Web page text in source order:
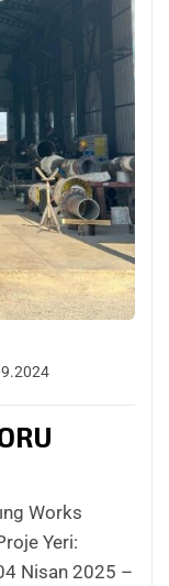
Works
Yeri:
Nisan 2025 –